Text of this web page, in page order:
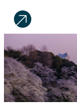
Sijoittaja.fi
Tee
sijoituspäätöksiä